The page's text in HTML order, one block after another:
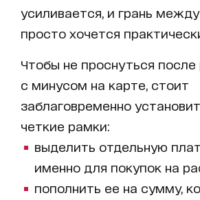
усиливается, и грань
просто хочется
Чтобы не проснуться
с минусом на карте, стоит
заблаговременно
четкие рамки:
выделить отдельную
именно для покупок на
пополнить ее на сумму,